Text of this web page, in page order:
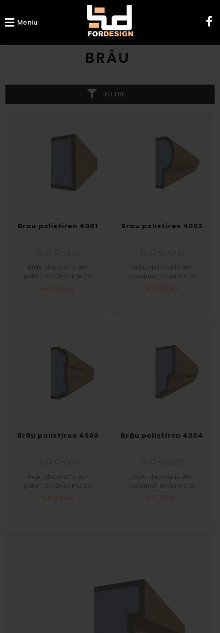
Meniu
BRÂU
FILTRE
Brâu polistiren 4001
Brâu decorativ din
polistiren.Grosime 20
Latime 40
50,34 lei
Brâu polistiren 4002
Brâu decorativ din
polistiren.Grosime 20
Latime 50
53,00 lei
Brâu polistiren 4003
Brâu decorativ din
polistiren.Grosime 20
Latime 55
54,33 lei
Brâu polistiren 4004
Brâu decorativ din
polistiren.Grosime 25
Latime 60
57,77 lei